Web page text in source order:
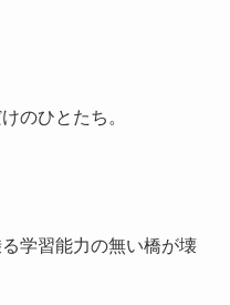
のひとたち。
学習能力の無い橋が壊